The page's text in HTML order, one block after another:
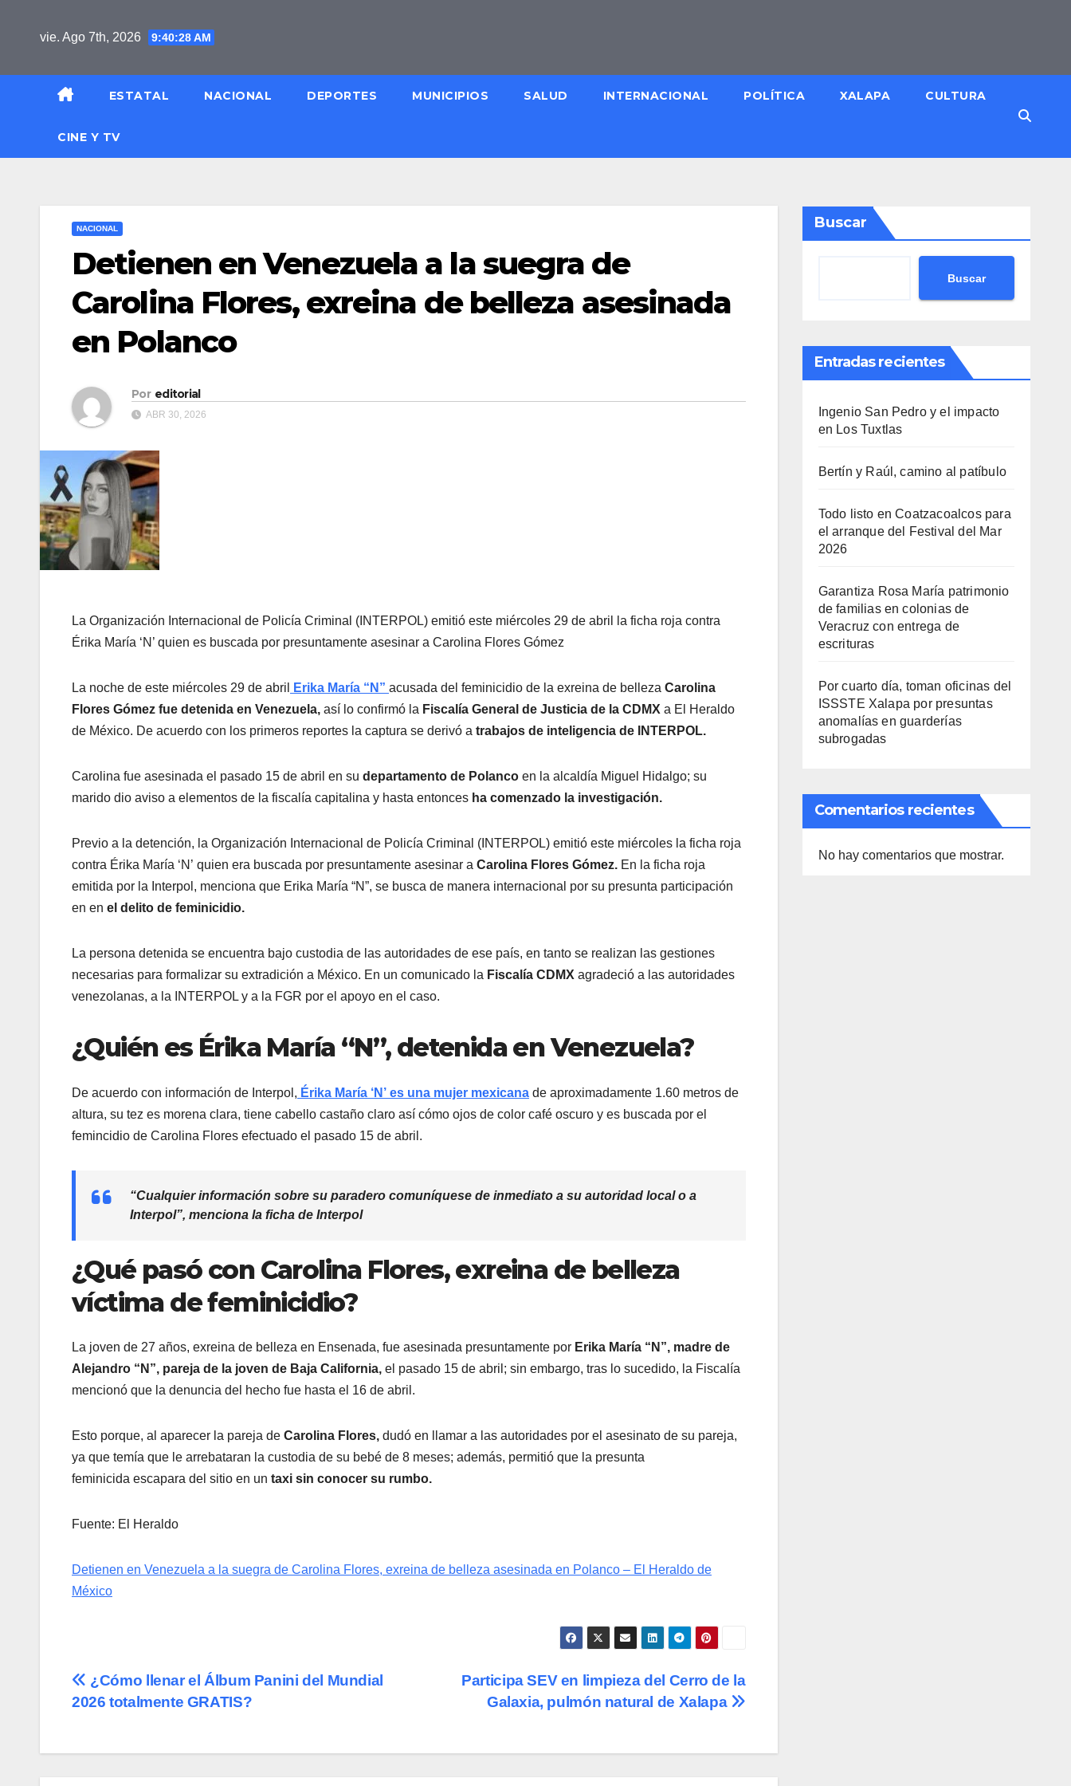
vie. Ago 7th, 2026 9:40:29 AM
ESTATAL NACIONAL DEPORTES MUNICIPIOS SALUD INTERNACIONAL POLÍTICA XALAPA CULTURA
CINE Y TV
NACIONAL
Detienen en Venezuela a la suegra de
Carolina Flores, exreina de belleza asesinada
en Polanco
Por editorial
ABR 30, 2026
La Organización Internacional de Policía Criminal (INTERPOL) emitió este miércoles 29 de abril la ficha roja contra
Érika María ‘N’ quien es buscada por presuntamente asesinar a Carolina Flores Gómez
La noche de este miércoles 29 de abril Erika María “N” acusada del feminicidio de la exreina de belleza Carolina
Flores Gómez fue detenida en Venezuela, así lo confirmó la Fiscalía General de Justicia de la CDMX a El Heraldo
de México. De acuerdo con los primeros reportes la captura se derivó a trabajos de inteligencia de INTERPOL.
Carolina fue asesinada el pasado 15 de abril en su departamento de Polanco en la alcaldía Miguel Hidalgo; su
marido dio aviso a elementos de la fiscalía capitalina y hasta entonces ha comenzado la investigación.
Previo a la detención, la Organización Internacional de Policía Criminal (INTERPOL) emitió este miércoles la ficha roja
contra Érika María ‘N’ quien era buscada por presuntamente asesinar a Carolina Flores Gómez. En la ficha roja
emitida por la Interpol, menciona que Erika María “N”, se busca de manera internacional por su presunta participación
en en el delito de feminicidio.
La persona detenida se encuentra bajo custodia de las autoridades de ese país, en tanto se realizan las gestiones
necesarias para formalizar su extradición a México. En un comunicado la Fiscalía CDMX agradeció a las autoridades
venezolanas, a la INTERPOL y a la FGR por el apoyo en el caso.
¿Quién es Érika María “N”, detenida en Venezuela?
De acuerdo con información de Interpol, Érika María ‘N’ es una mujer mexicana de aproximadamente 1.60 metros de
altura, su tez es morena clara, tiene cabello castaño claro así cómo ojos de color café oscuro y es buscada por el
femincidio de Carolina Flores efectuado el pasado 15 de abril.
“Cualquier información sobre su paradero comuníquese de inmediato a su autoridad local o a
Interpol”, menciona la ficha de Interpol
¿Qué pasó con Carolina Flores, exreina de belleza
víctima de feminicidio?
La joven de 27 años, exreina de belleza en Ensenada, fue asesinada presuntamente por Erika María “N”, madre de
Alejandro “N”, pareja de la joven de Baja California, el pasado 15 de abril; sin embargo, tras lo sucedido, la Fiscalía
mencionó que la denuncia del hecho fue hasta el 16 de abril.
Esto porque, al aparecer la pareja de Carolina Flores, dudó en llamar a las autoridades por el asesinato de su pareja,
ya que temía que le arrebataran la custodia de su bebé de 8 meses; además, permitió que la presunta
feminicida escapara del sitio en un taxi sin conocer su rumbo.
Fuente: El Heraldo
Detienen en Venezuela a la suegra de Carolina Flores, exreina de belleza asesinada en Polanco – El Heraldo de
México
Navegación
entradas
Participa SEV en limpieza del Cerro de la
Galaxia, pulmón natural de Xalapa
¿Cómo llenar el Álbum Panini del Mundial
2026 totalmente GRATIS?
Buscar
Buscar
Entradas recientes
Ingenio San Pedro y el impacto
en Los Tuxtlas
Bertín y Raúl, camino al patíbulo
Todo listo en Coatzacoalcos para
el arranque del Festival del Mar
2026
Garantiza Rosa María patrimonio
de familias en colonias de
Veracruz con entrega de
escrituras
Por cuarto día, toman oficinas del
ISSSTE Xalapa por presuntas
anomalías en guarderías
subrogadas
Comentarios recientes
No hay comentarios que mostrar.